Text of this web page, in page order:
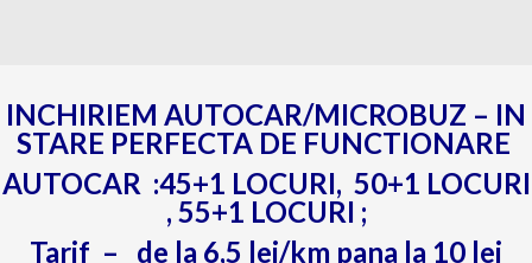
INCHIRIEM AUTOCAR/MICROBUZ – IN
STARE PERFECTA DE FUNCTIONARE
AUTOCAR :45+1 LOCURI, 50+1 LOCURI
, 55+1 LOCURI ;
Tarif – de la 6,5 lei/km pana la 10 lei